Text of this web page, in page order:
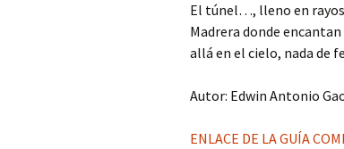
El túnel…, lleno en
Madrera donde
allá en el cielo, nada de
Autor: Edwin Antonio
ENLACE DE LA GUÍA